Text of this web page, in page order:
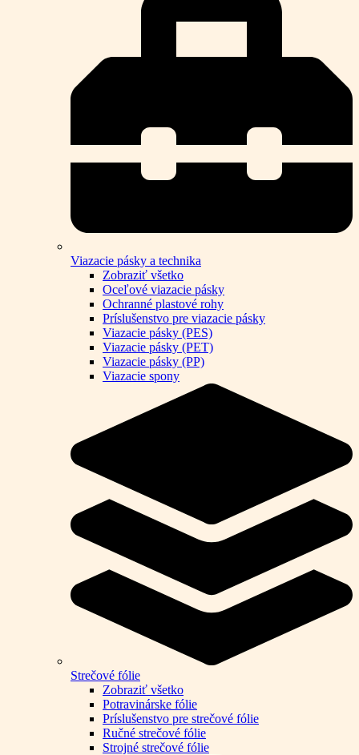
Viazacie pásky a technika
Zobraziť všetko
Oceľové viazacie pásky
Ochranné plastové rohy
Príslušenstvo pre viazacie pásky
Viazacie pásky (PES)
Viazacie pásky (PET)
Viazacie pásky (PP)
Viazacie spony
Strečové fólie
Zobraziť všetko
Potravinárske fólie
Príslušenstvo pre strečové fólie
Ručné strečové fólie
Strojné strečové fólie